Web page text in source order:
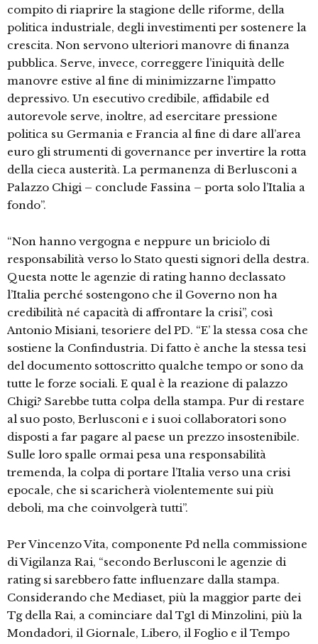
compito di riaprire la stagione delle riforme, della
politica industriale, degli investimenti per sostenere la
crescita. Non servono ulteriori manovre di finanza
pubblica. Serve, invece, correggere l’iniquità delle
manovre estive al fine di minimizzarne l’impatto
depressivo. Un esecutivo credibile, affidabile ed
autorevole serve, inoltre, ad esercitare pressione
politica su Germania e Francia al fine di dare all’area
euro gli strumenti di governance per invertire la rotta
della cieca austerità. La permanenza di Berlusconi a
Palazzo Chigi – conclude Fassina – porta solo l’Italia a
fondo”.
“Non hanno vergogna e neppure un briciolo di
responsabilità verso lo Stato questi signori della destra.
Questa notte le agenzie di rating hanno declassato
l’Italia perché sostengono che il Governo non ha
credibilità né capacità di affrontare la crisi”, così
Antonio Misiani, tesoriere del PD. “E’ la stessa cosa che
sostiene la Confindustria. Di fatto è anche la stessa tesi
del documento sottoscritto qualche tempo or sono da
tutte le forze sociali. E qual è la reazione di palazzo
Chigi? Sarebbe tutta colpa della stampa. Pur di restare
al suo posto, Berlusconi e i suoi collaboratori sono
disposti a far pagare al paese un prezzo insostenibile.
Sulle loro spalle ormai pesa una responsabilità
tremenda, la colpa di portare l’Italia verso una crisi
epocale, che si scaricherà violentemente sui più
deboli, ma che coinvolgerà tutti”.
Per Vincenzo Vita, componente Pd nella commissione
di Vigilanza Rai, “secondo Berlusconi le agenzie di
rating si sarebbero fatte influenzare dalla stampa.
Considerando che Mediaset, più la maggior parte dei
Tg della Rai, a cominciare dal Tg1 di Minzolini, più la
Mondadori, il Giornale, Libero, il Foglio e il Tempo